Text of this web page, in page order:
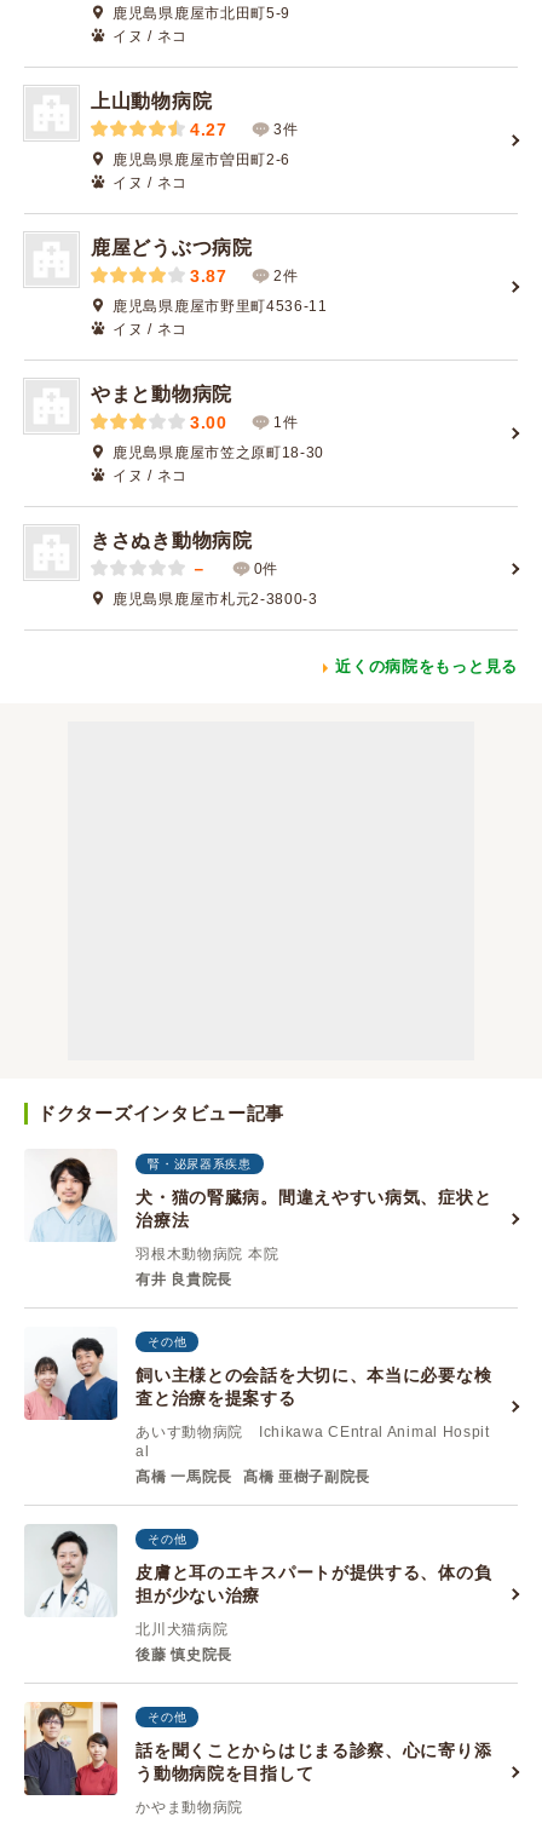
鹿児島県鹿屋市北田町5-9
イヌ / ネコ
上山動物病院
4.27
3件
鹿児島県鹿屋市曽田町2-6
イヌ / ネコ
鹿屋どうぶつ病院
3.87
2件
鹿児島県鹿屋市野里町4536-11
イヌ / ネコ
やまと動物病院
3.00
1件
鹿児島県鹿屋市笠之原町18-30
イヌ / ネコ
きさぬき動物病院
－
0件
鹿児島県鹿屋市札元2-3800-3
近くの病院をもっと見る
ドクターズインタビュー記事
腎・泌尿器系疾患
犬・猫の腎臓病。間違えやすい病気、症状と
治療法
羽根木動物病院 本院
有井 良貴院長
その他
飼い主様との会話を大切に、本当に必要な検
査と治療を提案する
あいす動物病院 Ichikawa CEntral Animal Hospit
al
髙橋 一馬院長
髙橋 亜樹子副院長
その他
皮膚と耳のエキスパートが提供する、体の負
担が少ない治療
北川犬猫病院
後藤 慎史院長
その他
話を聞くことからはじまる診察、心に寄り添
う動物病院を目指して
かやま動物病院